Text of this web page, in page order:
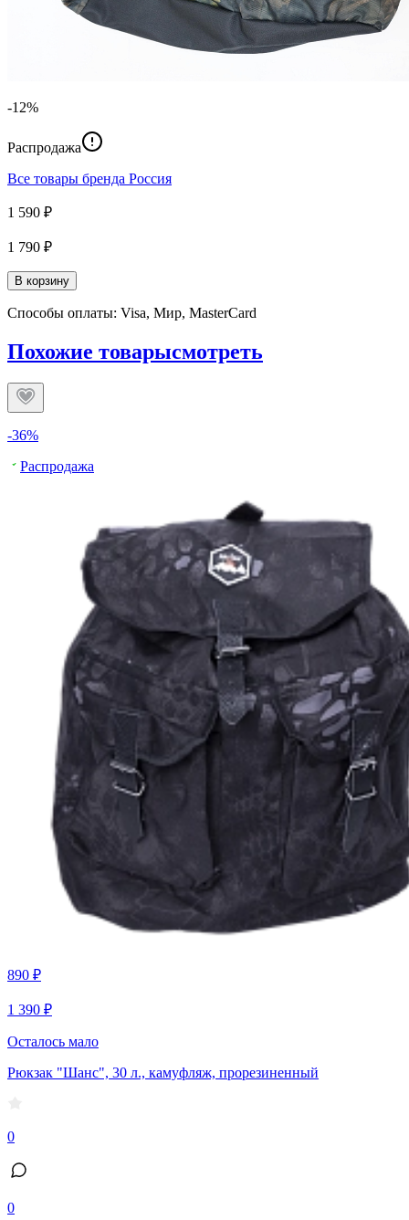
-12%
Распродажа
Все товары бренда Россия
1 590 ₽
1 790 ₽
В корзину
Способы оплаты: Visa, Мир, MasterCard
Похожие товарысмотреть
-36%
Распродажа
890 ₽
1 390 ₽
Осталось мало
Рюкзак "Шанс", 30 л., камуфляж, прорезиненный
0
0